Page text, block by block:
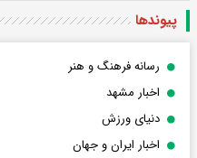
پیوندها
رسانه فرهنگ و هنر
اخبار مشهد
دنیای ورزش
اخبار ایران و جهان